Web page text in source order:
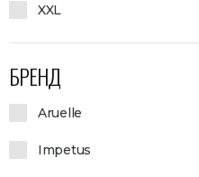
XXL
БРЕНД
Aruelle
Impetus